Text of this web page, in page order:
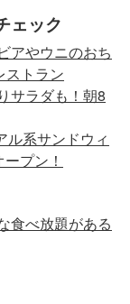
ェック
アやウニのおち
ストラン
サラダも！朝8
ル系サンドウィ
プン！
食べ放題がある